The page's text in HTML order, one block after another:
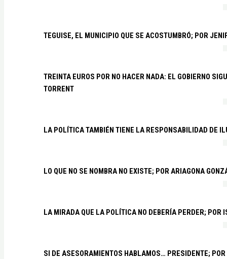
TEGUISE, EL MUNICIPIO QUE SE ACOSTUMBRÓ; POR
TREINTA EUROS POR NO HACER NADA: EL GOBIERNO
TORRENT
LA POLÍTICA TAMBIÉN TIENE LA RESPONSABILIDAD DE
LO QUE NO SE NOMBRA NO EXISTE; POR ARIAGONA
LA MIRADA QUE LA POLÍTICA NO DEBERÍA PERDER; POR
SI DE ASESORAMIENTOS HABLAMOS… PRESIDENTE;